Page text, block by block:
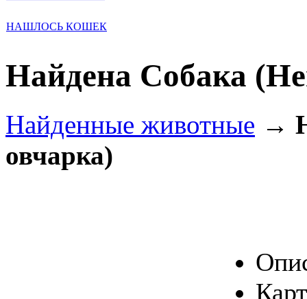
НАШЛОСЬ КОШЕК
Найдена Собака
Найденные животные →
овчарка)